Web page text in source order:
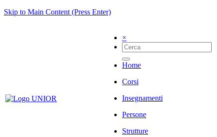
Skip to Main Content (Press Enter)
×
Home
Corsi
Insegnamenti
Persone
Strutture